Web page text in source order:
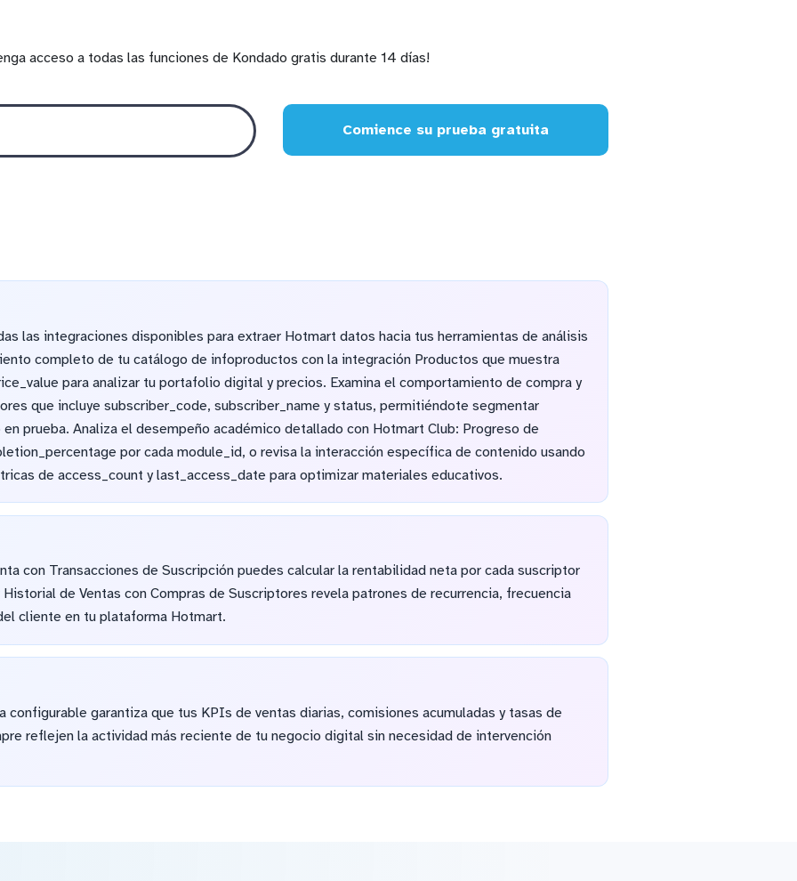
acceso a todas las funciones de Kondado gratis durante 14 días!
Comience su prueba gratuita
las integraciones disponibles para extraer Hotmart datos hacia tus herramientas de análisis
completo de tu catálogo de infoproductos con la integración Productos que muestra
para analizar tu portafolio digital y precios. Examina el comportamiento de compra y
que incluye subscriber_code, subscriber_name y status, permitiéndote segmentar
prueba. Analiza el desempeño académico detallado con Hotmart Club: Progreso de
por cada module_id, o revisa la interacción específica de contenido usando
de access_count y last_access_date para optimizar materiales educativos.
con Transacciones de Suscripción puedes calcular la rentabilidad neta por cada suscriptor
de Ventas con Compras de Suscriptores revela patrones de recurrencia, frecuencia
cliente en tu plataforma Hotmart.
configurable garantiza que tus KPIs de ventas diarias, comisiones acumuladas y tasas de
reflejen la actividad más reciente de tu negocio digital sin necesidad de intervención